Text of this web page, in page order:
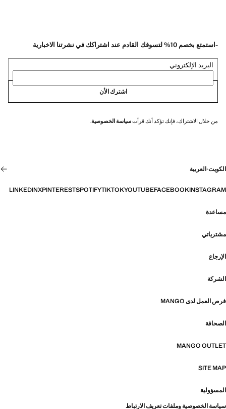
-استمتع بخصم 10% لتسوقك القادم عند اشتراكك في نشرتنا الاخبارية
البريد الإلكتروني
اشترك الأن
من خلال الاشتراك، فإنك تؤكد أنك قرأتسياسة الخصوصية.
الكويت·العربية
INSTAGRAM
FACEBOOK
YOUTUBE
TIKTOK
SPOTIFY
PINTEREST
X
LINKEDIN
مساعدة
مشترياتي
الإرجاع
الشركة
فرص العمل لدى MANGO
الصحافة
MANGO OUTLET
SITE MAP
المسؤولية
سياسة الخصوصية وملفات تعريف الارتباط